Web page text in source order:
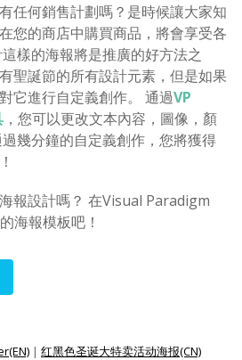
任何銷售計劃嗎？是時候讓大家知
您的商店中購買商品，將會享受各
樣的海報將是推廣的好方法之
聖誕節的所有設計元素，但是如果
它進行自定義創作。 通過VP
，您可以更改文本內容，圖像，顏
幾分鐘的自定義創作，您將獲得
報設計嗎？ 在Visual Paradigm
海報模板吧！
| 红黑色圣诞大特卖活动海报(CN)